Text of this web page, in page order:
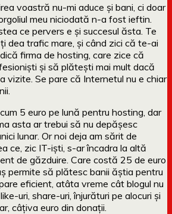
voastră nu-mi aduce și bani, ci doar
meu niciodată n-a fost ieftin.
ce pervers e și succesul ăsta. Te
dea trafic mare, și când zici că te-ai
firma de hosting, care zice că
și să plătești mai mult dacă
vizite. Se pare că Internetul nu e chiar
5 euro pe lună pentru hosting, dar
asta ar trebui să nu depășesc
lunar. Or noi deja am sărit de
ce, zic IT-iști, s-ar încadra la altă
de găzduire. Care costă 25 de euro
permite să plătesc banii ăștia pentru
eficient, atâta vreme cât blogul nu
uri, share-uri, înjurături pe alocuri și
câțiva euro din donații.